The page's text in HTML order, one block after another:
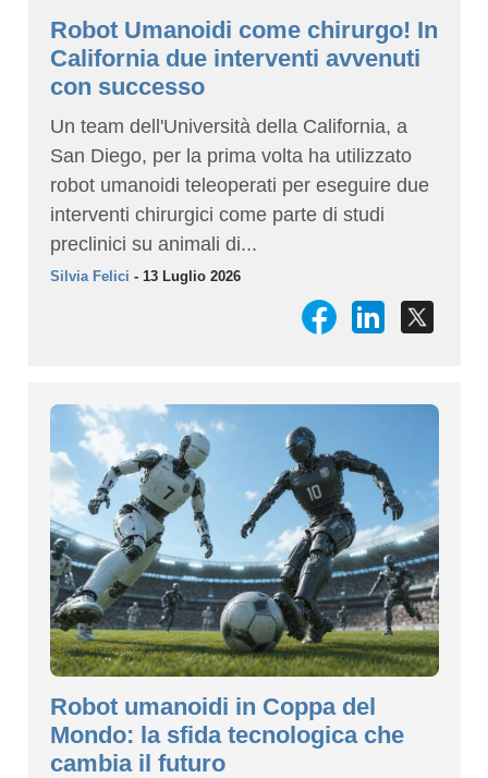
Robot Umanoidi come chirurgo! In
California due interventi avvenuti
con successo
Un team dell'Università della California, a
San Diego, per la prima volta ha utilizzato
robot umanoidi teleoperati per eseguire due
interventi chirurgici come parte di studi
preclinici su animali di...
Silvia Felici - 13 Luglio 2026
Robot umanoidi in Coppa del
Mondo: la sfida tecnologica che
cambia il futuro